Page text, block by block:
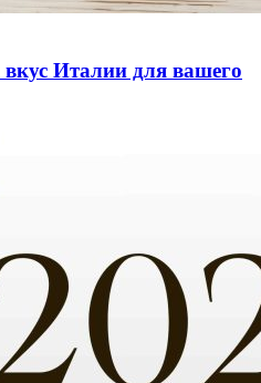
Италии для вашего